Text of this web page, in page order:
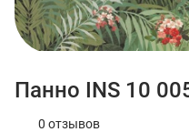
Панно INS 10
0 отзывов